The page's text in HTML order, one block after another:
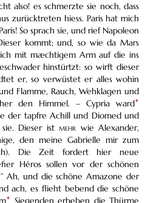
also! es schmerzte sie noch, dass
zurücktreten hiess. Paris hat mich
So sprach sie, und rief Napoleon
kommt; und, so wie da Mars
mit mæchtigem Arm auf die ins
hinstürtzt: so wirft dieser
er, so verwüstet er alles wohin
Flamme, Rauch, Wehklagen und
den Himmel. – Cypria ward*
der tapfre Achill und Diomed und
sie. Dieser istmehr wie Alexander,
den meine Gabrielle mir zum
Die Zeit fordert hier neue
Héros sollen vor der schönen
Ah, und die schöne Amazone der
ach, es flieht bebend die schöne
* Siegenden erbeben die Thürme